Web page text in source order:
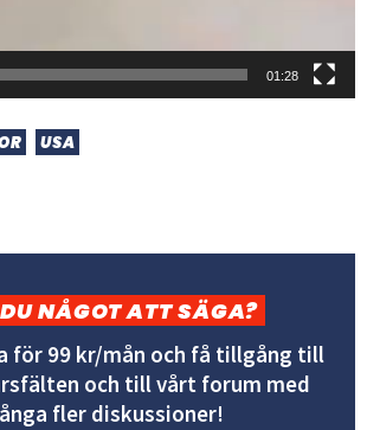
01:28
USA
NÅGOT ATT SÄGA?
för 99 kr/mån och få tillgång till
och till vårt forum med
fler diskussioner!